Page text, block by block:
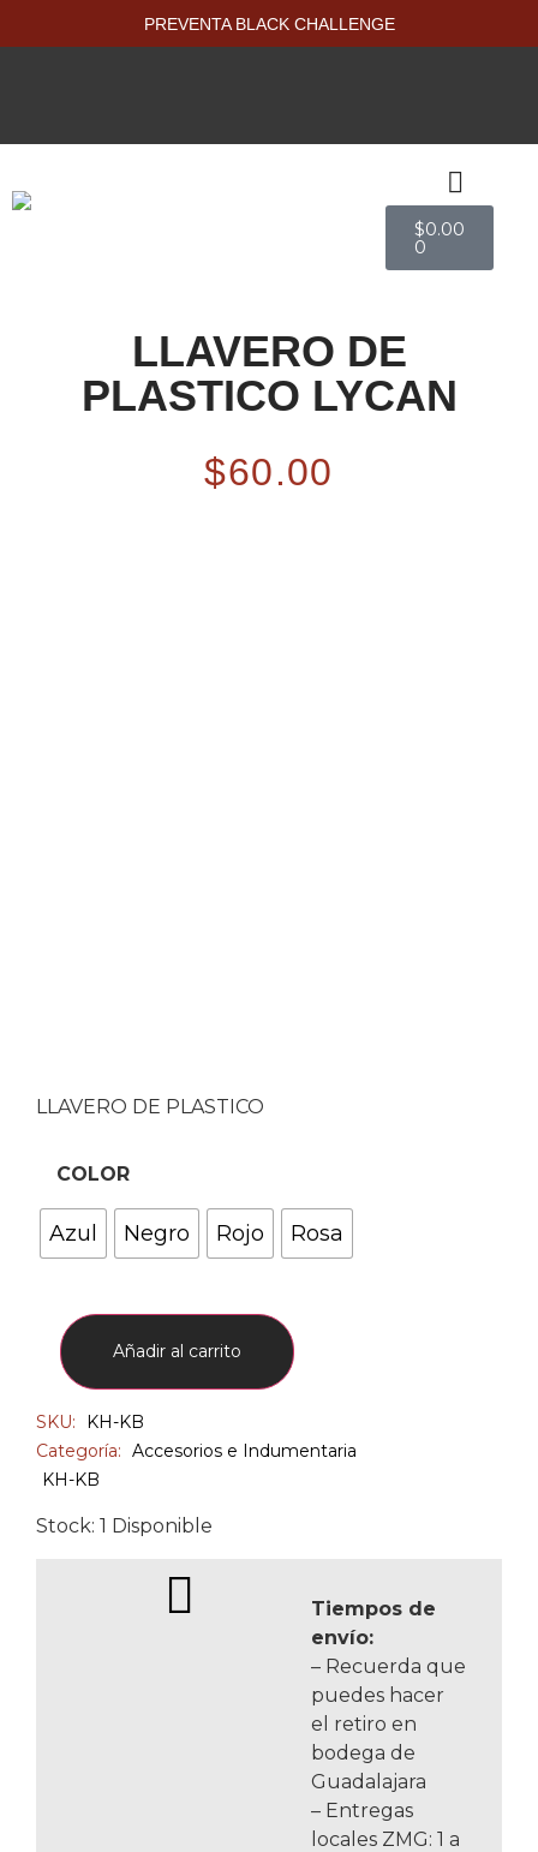
PREVENTA BLACK CHALLENGE
$0.00
0
LLAVERO DE
PLASTICO LYCAN
$60.00
LLAVERO DE PLASTICO
COLOR
Azul Negro Rojo Rosa
Añadir al carrito
SKU:
KH-KB
Categoría: Accesorios e Indumentaria
KH-KB
Stock: 1 Disponible
Tiempos de
envío:
– Recuerda que
puedes hacer
el retiro en
bodega de
Guadalajara
– Entregas
locales ZMG: 1 a